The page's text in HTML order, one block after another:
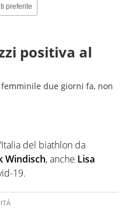
preferite
positiva al
due giorni fa, non
del biathlon da
Windisch, anche Lisa
19.